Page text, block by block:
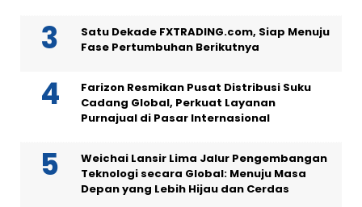
Satu Dekade FXTRADING.com, Siap Menuju
Fase Pertumbuhan Berikutnya
Farizon Resmikan Pusat Distribusi Suku
Cadang Global, Perkuat Layanan
Purnajual di Pasar Internasional
Weichai Lansir Lima Jalur Pengembangan
Teknologi secara Global: Menuju Masa
Depan yang Lebih Hijau dan Cerdas